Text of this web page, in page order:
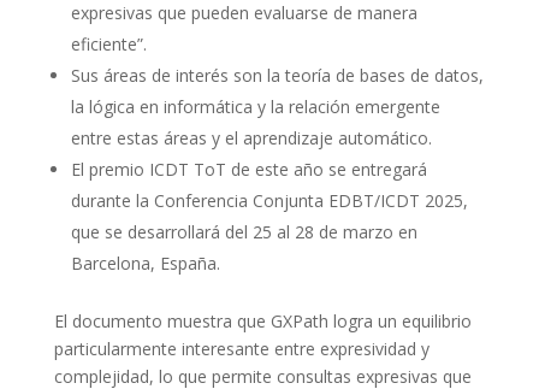
expresivas que pueden evaluarse de manera
eficiente”.
Sus áreas de interés son la teoría de bases de datos,
la lógica en informática y la relación emergente
entre estas áreas y el aprendizaje automático.
El premio ICDT ToT de este año se entregará
durante la Conferencia Conjunta EDBT/ICDT 2025,
que se desarrollará del 25 al 28 de marzo en
Barcelona, España.
El documento muestra que GXPath logra un equilibrio
particularmente interesante entre expresividad y
complejidad, lo que permite consultas expresivas que